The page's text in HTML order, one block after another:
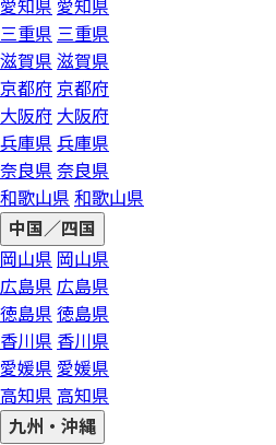
愛知県 愛知県
三重県 三重県
滋賀県 滋賀県
京都府 京都府
大阪府 大阪府
兵庫県 兵庫県
奈良県 奈良県
和歌山県 和歌山県
中国／四国
岡山県 岡山県
広島県 広島県
徳島県 徳島県
香川県 香川県
愛媛県 愛媛県
高知県 高知県
九州・沖縄